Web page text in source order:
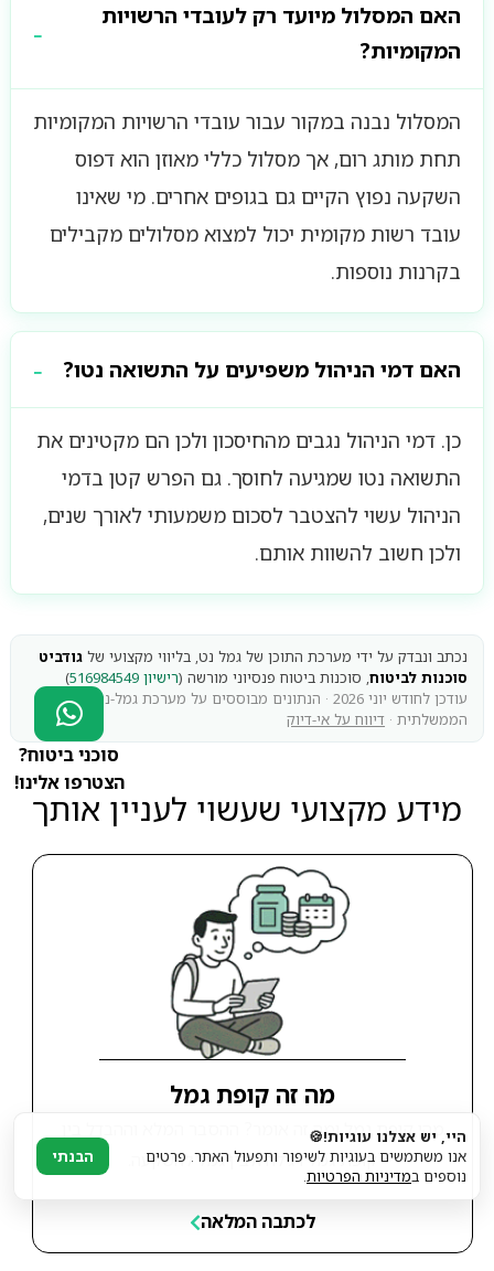
האם המסלול מיועד רק לעובדי הרשויות
המקומיות?
המסלול נבנה במקור עבור עובדי הרשויות המקומיות
תחת מותג רום, אך מסלול כללי מאוזן הוא דפוס
השקעה נפוץ הקיים גם בגופים אחרים. מי שאינו
עובד רשות מקומית יכול למצוא מסלולים מקבילים
בקרנות נוספות.
האם דמי הניהול משפיעים על התשואה נטו?
כן. דמי הניהול נגבים מהחיסכון ולכן הם מקטינים את
התשואה נטו שמגיעה לחוסך. גם הפרש קטן בדמי
הניהול עשוי להצטבר לסכום משמעותי לאורך שנים,
ולכן חשוב להשוות אותם.
נכתב ונבדק על ידי מערכת התוכן של גמל נט, בליווי מקצועי של גודביט
סוכנות לביטוח, סוכנות ביטוח פנסיוני מורשה (רישיון 516984549
)
עודכן לחודש יוני 2026 · הנתונים מבוססים על מערכת גמל-נט
הממשלתית · דיווח על אי-דיוק
מידע מקצועי שעשוי לעניין אותך
מה זה קופת גמל
מהי קופת גמל ומה זה אומר? ההסבר המלא וההבדל בין
קופת גמל רגילה ולבין גמל להשקעה.
לכתבה המלאה
סוכני ביטוח?
הצטרפו אלינו!
היי, יש אצלנו עוגיות!🍪
אנו משתמשים בעוגיות לשיפור ותפעול האתר. פרטים
נוספים במדיניות הפרטיות.
הבנתי